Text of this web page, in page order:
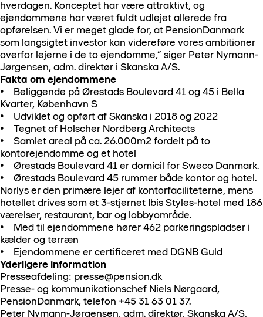
hverdagen. Konceptet har være attraktivt, og
ejendommene har været fuldt udlejet allerede fra
opførelsen. Vi er meget glade for, at PensionDanmark
som langsigtet investor kan videreføre vores ambitioner
overfor lejerne i de to ejendomme,” siger Peter Nymann-
Jørgensen, adm. direktør i Skanska A/S.
Fakta om ejendommene
• Beliggende på Ørestads Boulevard 41 og 45 i Bella
Kvarter, København S
• Udviklet og opført af Skanska i 2018 og 2022
• Tegnet af Holscher Nordberg Architects
• Samlet areal på ca. 26.000m2 fordelt på to
kontorejendomme og et hotel
• Ørestads Boulevard 41 er domicil for Sweco Danmark.
• Ørestads Boulevard 45 rummer både kontor og hotel.
Norlys er den primære lejer af kontorfaciliteterne, mens
hotellet drives som et 3-stjernet Ibis Styles-hotel med 186
værelser, restaurant, bar og lobbyområde.
• Med til ejendommene hører 462 parkeringspladser i
kælder og terræn
• Ejendommene er certificeret med DGNB Guld
Yderligere information
Presseafdeling: presse@pension.dk
Presse- og kommunikationschef Niels Nørgaard,
PensionDanmark, telefon +45 31 63 01 37.
Peter Nymann-Jørgensen, adm. direktør, Skanska A/S,